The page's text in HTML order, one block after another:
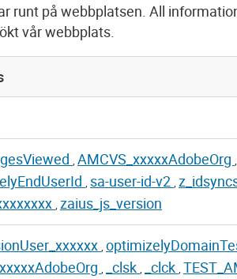
runt på webbplatsen. All
vår webbplats.
, AMCVS_xxxxxAdobeOrg ,
, sa-user-id-v2 ,
, zaius_js_version
,
, _clsk , _clck ,